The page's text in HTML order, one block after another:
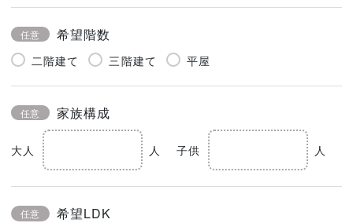
任意 希望階数
二階建て 三階建て 平屋
任意 家族構成
大人 人 子供 人
任意 希望LDK